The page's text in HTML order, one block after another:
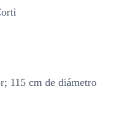
115 cm de diámetro